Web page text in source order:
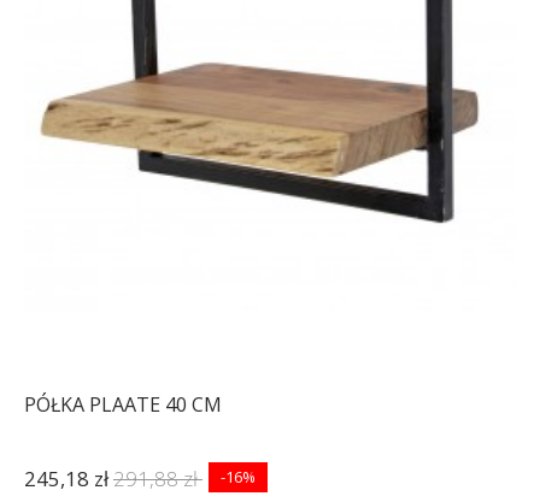
PÓŁKA PLAATE 40 CM
245,18 zł291,88 zł -16%